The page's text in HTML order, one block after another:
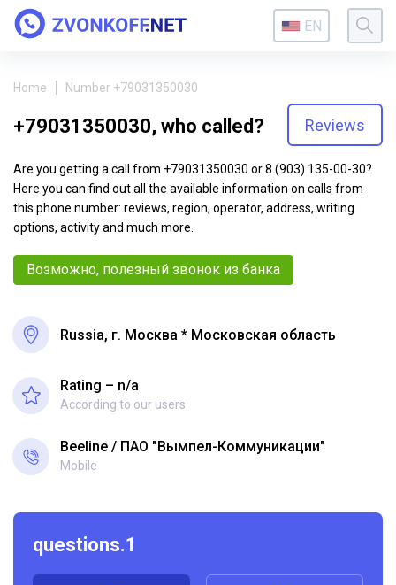
EN
Home Number +79031350030
+79031350030, who called? Reviews
Are you getting a call from +79031350030 or 8 (903) 135-00-30?
Here you can find out all the available information on calls from
this phone number: reviews, region, operator, address, writing
options, activity and much more.
Возможно, полезный звонок из банка
Russia, г. Москва * Московская область
Rating – n/a
According to our users
Beeline ПАО "Вымпел-Коммуникации"
Mobile
questions.1